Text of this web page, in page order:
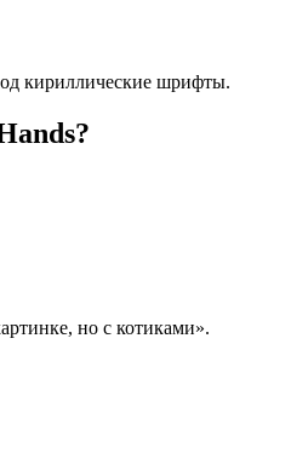
кириллические шрифты.
но с котиками».